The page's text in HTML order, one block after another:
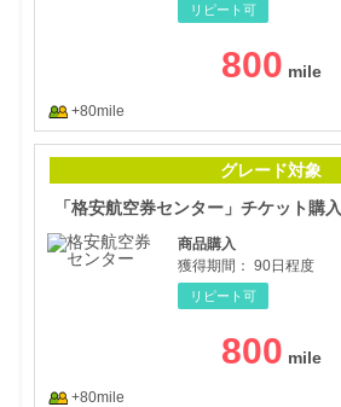
リピート可
800
+80mile
グレード対象
「格安航空券センター」チケット購入
商品購入
獲得期間： 90日程度
リピート可
800
+80mile